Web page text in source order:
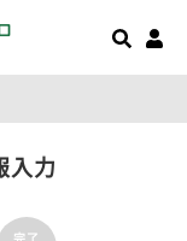
入力
完了